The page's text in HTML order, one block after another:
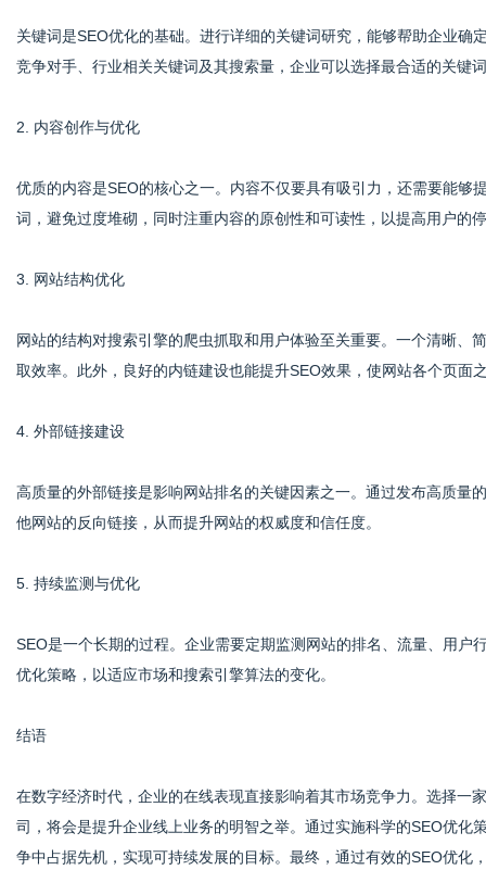
关键词是SEO优化的基础。进行详细的关键词研究，能够帮助企业
竞争对手、行业相关关键词及其搜索量，企业可以选择最合适的关键
2. 内容创作与优化
优质的内容是SEO的核心之一。内容不仅要具有吸引力，还需要能
词，避免过度堆砌，同时注重内容的原创性和可读性，以提高用户的
3. 网站结构优化
网站的结构对搜索引擎的爬虫抓取和用户体验至关重要。一个清晰、
取效率。此外，良好的内链建设也能提升SEO效果，使网站各个页面
4. 外部链接建设
高质量的外部链接是影响网站排名的关键因素之一。通过发布高质量
他网站的反向链接，从而提升网站的权威度和信任度。
5. 持续监测与优化
SEO是一个长期的过程。企业需要定期监测网站的排名、流量、用
优化策略，以适应市场和搜索引擎算法的变化。
结语
在数字经济时代，企业的在线表现直接影响着其市场竞争力。选择一
司，将会是提升企业线上业务的明智之举。通过实施科学的SEO优
争中占据先机，实现可持续发展的目标。最终，通过有效的SEO优化